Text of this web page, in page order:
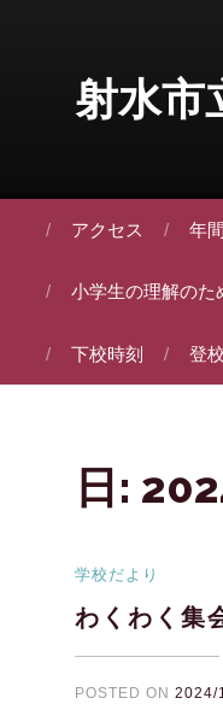
射水市
アクセス 年
小学生の理解のた
下校時刻 登
日:
学校だより
わくわく集
POSTED ON 2024/